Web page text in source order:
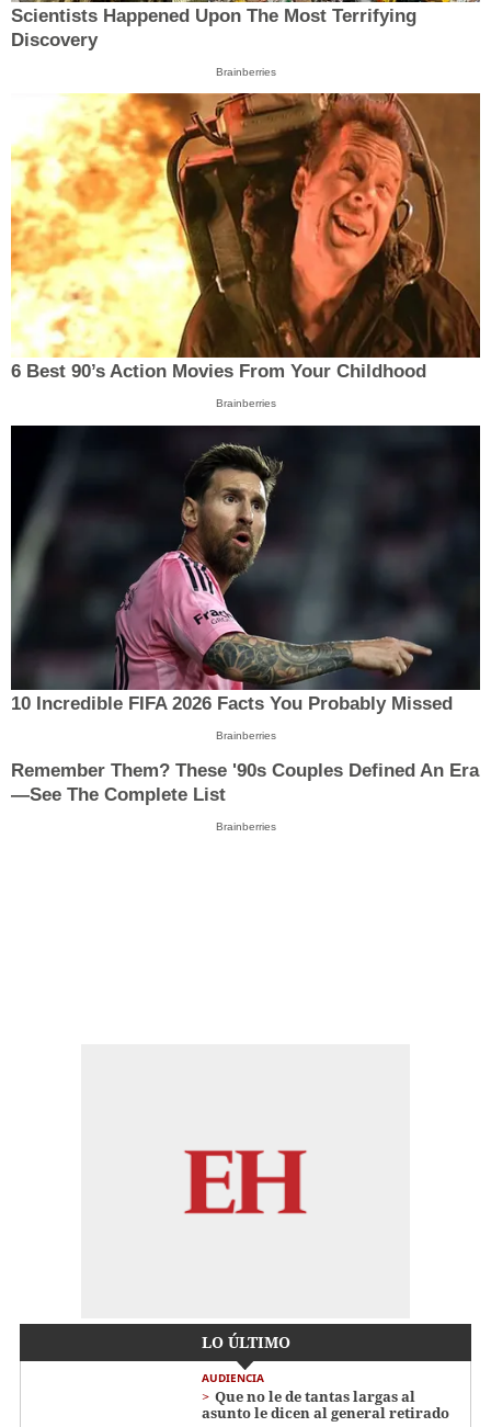
Scientists Happened Upon The Most Terrifying
Discovery
Brainberries
6 Best 90’s Action Movies From Your Childhood
Brainberries
10 Incredible FIFA 2026 Facts You Probably Missed
Brainberries
Remember Them? These '90s Couples Defined An Era
—See The Complete List
Brainberries
LO ÚLTIMO
AUDIENCIA
Que no le de tantas largas al
asunto le dicen al general retirado